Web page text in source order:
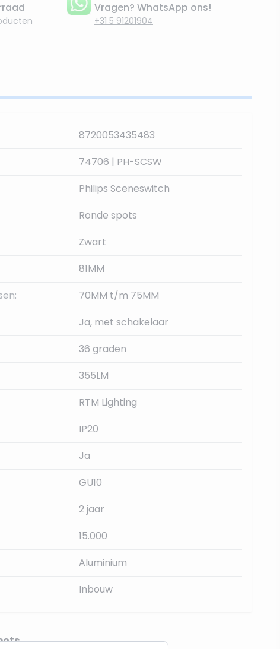
Vragen? WhatsApp ons!
+31 5 91201904
8720053435483
74706 | PH-SCSW
Philips Sceneswitch
Ronde spots
Zwart
81MM
70MM t/m 75MM
Ja, met schakelaar
36 graden
355LM
RTM Lighting
IP20
Ja
GU10
2 jaar
15.000
Aluminium
Inbouw